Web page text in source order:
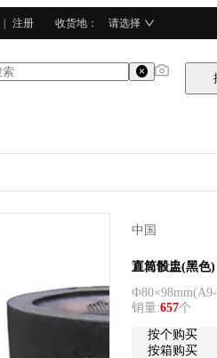
注册 收货地 ： 请选择
中国
酒总精选
直筒骰盅(黑色)
Ф80×98mm(
销量:657个
按个购买
按箱购买